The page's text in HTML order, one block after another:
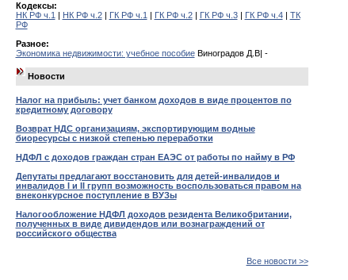
Кодексы:
НК РФ ч.1 | НК РФ ч.2| ГК РФ ч.1 | ГК РФ ч.2| ГК РФ ч.3| ГК РФ ч.4| ТК
РФ
Разное:
Экономика недвижимости: учебное пособиеВиноградов Д.В| -
Новости
Налог на прибыль: учет банком доходов в виде процентов по
кредитному договору
Возврат НДС организациям, экспортирующим водные
биоресурсы с низкой степенью переработки
НДФЛ с доходов граждан стран ЕАЭС от работы по найму в РФ
Депутаты предлагают восстановить для детей-инвалидов и
инвалидов I и II групп возможность воспользоваться правом на
внеконкурсное поступление в ВУЗы
Налогообложение НДФЛ доходов резидента Великобритании,
полученных в виде дивидендов или вознаграждений от
российского общества
Все новости >>